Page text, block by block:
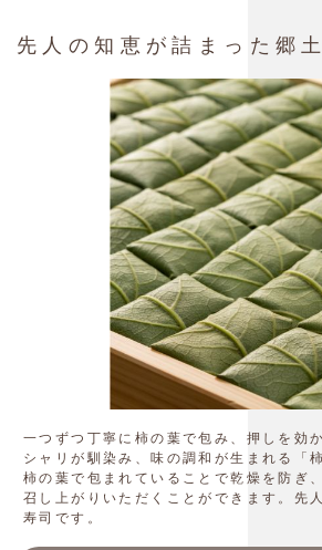
先人の知恵が詰まった郷
一つずつ丁寧に柿の葉で包み、押しを効
シャリが馴染み、味の調和が生まれる「
柿の葉で包まれていることで乾燥を防ぎ
召し上がりいただくことができます。先
寿司です。